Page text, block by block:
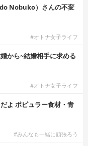
Nobuko）さんの不変
#オトナ女子ライフ
から~結婚相手に求める
#オトナ女子ライフ
よ ポピュラー食材・青
#みんなも一緒に頑張ろう